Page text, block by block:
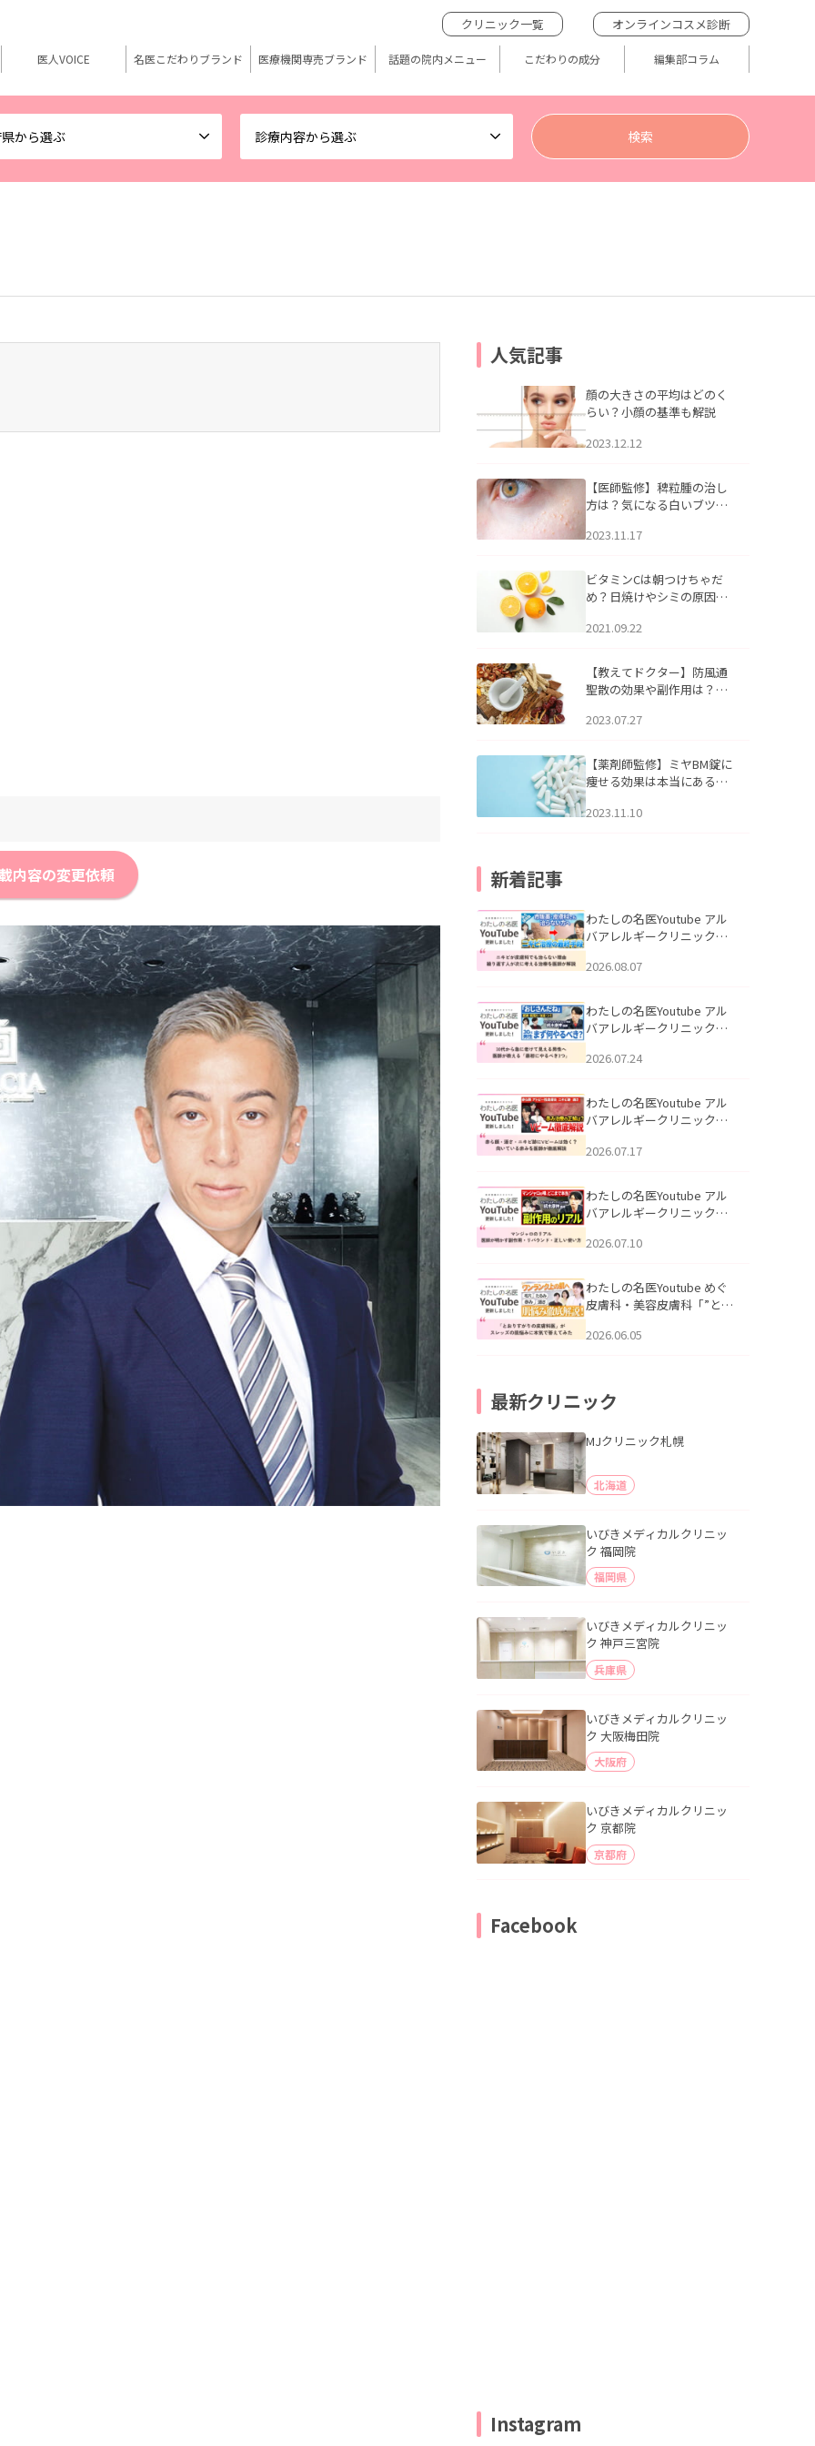
から選ぶ 診療内容から選ぶ
クリニック一覧 オンラインコスメ診断
医人VOICE 名医こだわりブランド 医療機関専売ブランド 話題の院内メニュー こだわりの成分 編集部コラム
内容の変更依頼
人気記事
顔の大きさの平均はどのく
らい？小顔の基準も解説
2023.12.12
【医師監修】稗粒腫の治し
方は？気になる白いブツブ
アについて
2023.11.17
ビタミンCは朝つけちゃだ
め？日焼けやシミの原因に
2021.09.22
【教えてドクター】防風通
聖散の効果や副作用は？長
2023.07.27
【薬剤師監修】ミヤBM錠に
痩せる効果は本当にある
2023.11.10
新着記事
わたしの名医Youtube アル
バアレルギークリニック札
らない理由｜繰り返す人が
説」を公開いたしました。
2026.08.07
わたしの名医Youtube アル
バアレルギークリニック札
える男性へ｜医師が教える
公開いたしました。
2026.07.24
わたしの名医Youtube アル
バアレルギークリニック札
跡にVビームは効く？向いて
説」を公開いたしました。
2026.07.17
わたしの名医Youtube アル
バアレルギークリニック札
医師が明かす副作用・リバ
公開いたしました。
2026.07.10
わたしの名医Youtube めぐ
皮膚科・美容皮膚科「”とお
ッズの肌悩みに本気で答え
2026.06.05
最新クリニック
MJクリニック札幌
北海道
いびきメディカルクリニッ
ク 福岡院
福岡県
いびきメディカルクリニッ
ク 神戸三宮院
兵庫県
いびきメディカルクリニッ
ク 大阪梅田院
大阪府
いびきメディカルクリニッ
ク 京都院
京都府
Facebook
Instagram